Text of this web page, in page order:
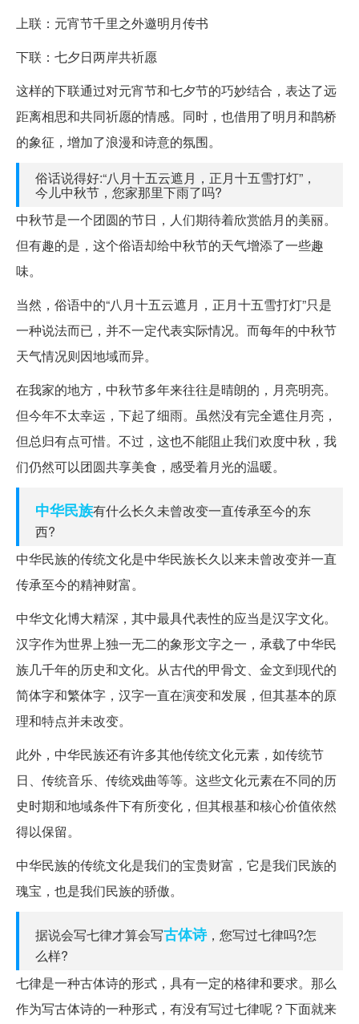
上联：元宵节千里之外邀明月传书
下联：七夕日两岸共祈愿
这样的下联通过对元宵节和七夕节的巧妙结合，表达了远
距离相思和共同祈愿的情感。同时，也借用了明月和鹊桥
的象征，增加了浪漫和诗意的氛围。
俗话说得好:“八月十五云遮月，正月十五雪打灯”，
今儿中秋节，您家那里下雨了吗?
中秋节是一个团圆的节日，人们期待着欣赏皓月的美丽。
但有趣的是，这个俗语却给中秋节的天气增添了一些趣
味。
当然，俗语中的“八月十五云遮月，正月十五雪打灯”只是
一种说法而已，并不一定代表实际情况。而每年的中秋节
天气情况则因地域而异。
在我家的地方，中秋节多年来往往是晴朗的，月亮明亮。
但今年不太幸运，下起了细雨。虽然没有完全遮住月亮，
但总归有点可惜。不过，这也不能阻止我们欢度中秋，我
们仍然可以团圆共享美食，感受着月光的温暖。
中华民族有什么长久未曾改变一直传承至今的东
西?
中华民族的传统文化是中华民族长久以来未曾改变并一直
传承至今的精神财富。
中华文化博大精深，其中最具代表性的应当是汉字文化。
汉字作为世界上独一无二的象形文字之一，承载了中华民
族几千年的历史和文化。从古代的甲骨文、金文到现代的
简体字和繁体字，汉字一直在演变和发展，但其基本的原
理和特点并未改变。
此外，中华民族还有许多其他传统文化元素，如传统节
日、传统音乐、传统戏曲等等。这些文化元素在不同的历
史时期和地域条件下有所变化，但其根基和核心价值依然
得以保留。
中华民族的传统文化是我们的宝贵财富，它是我们民族的
瑰宝，也是我们民族的骄傲。
据说会写七律才算会写古体诗，您写过七律吗?怎
么样?
七律是一种古体诗的形式，具有一定的格律和要求。那么
作为写古体诗的一种形式，有没有写过七律呢？下面就来